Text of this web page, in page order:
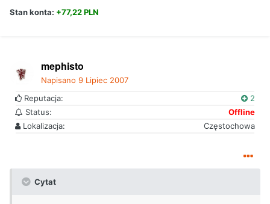
Stan konta: +77,22 PLN
mephisto
Napisano 9 Lipiec 2007
Reputacja:
2
Status:
Offline
Lokalizacja:
Częstochowa
Cytat